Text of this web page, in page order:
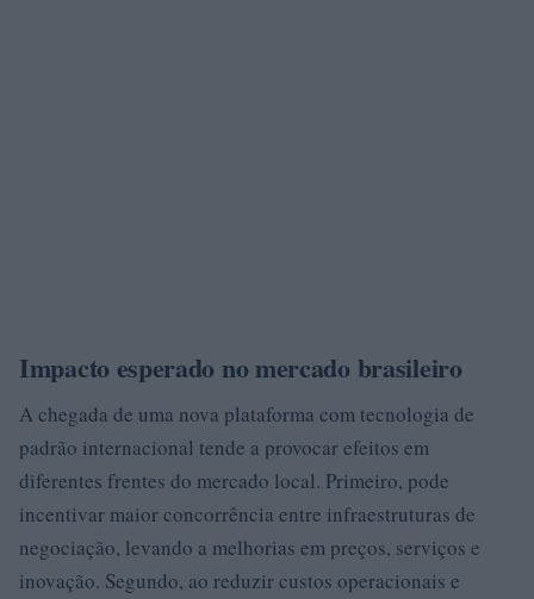
Impacto esperado no mercado brasileiro
A chegada de uma nova plataforma com tecnologia de
padrão internacional tende a provocar efeitos em
diferentes frentes do mercado local. Primeiro, pode
incentivar maior concorrência entre infraestruturas de
negociação, levando a melhorias em preços, serviços e
inovação. Segundo, ao reduzir custos operacionais e